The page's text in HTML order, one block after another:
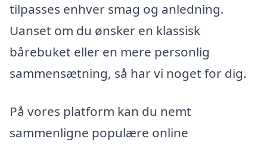
tilpasses enhver smag og anledning.
Uanset om du ønsker en klassisk
bårebuket eller en mere personlig
sammensætning, så har vi noget for dig.
På vores platform kan du nemt
sammenligne populære online